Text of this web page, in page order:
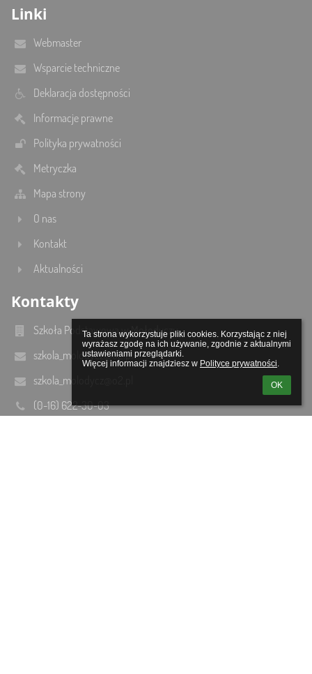
Ta strona wykorzystuje pliki cookies. Korzystając z niej
wyrażasz zgodę na ich używanie, zgodnie z aktualnymi
ustawieniami przeglądarki.
Więcej informacji znajdziesz w Polityce prywatności.
OK
Linki
Webmaster
Wsparcie techniczne
Deklaracja dostępności
Informacje prawne
Polityka prywatności
Metryczka
Mapa strony
O nas
Kontakt
Aktualności
Kontakty
Szkoła Podstawowa w Mołodyczu
szkola_molodycz@o2.pl
szkola_molodycz@o2.pl
(0-16) 622-30-03